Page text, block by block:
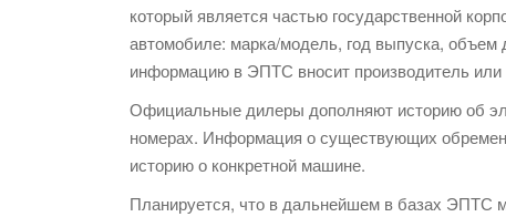
который является частью государственной
автомобиле: марка/модель, год выпуска,
информацию в ЭПТС вносит производитель или
Официальные дилеры дополняют историю об
номерах. Информация о существующих
историю о конкретной машине.
Планируется, что в дальнейшем в базах ЭПТС